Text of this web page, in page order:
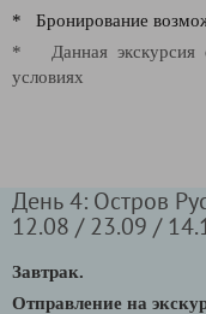
* Бронирование
* Данная экскурсия
условиях
День 4: Остров
12.08 / 23.09 /
Завтрак.
Отправление на